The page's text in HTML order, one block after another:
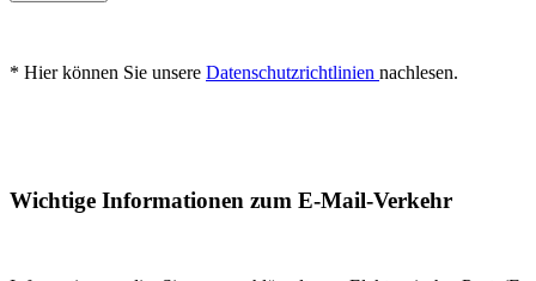
* Hier können Sie unsere Datenschutzrichtlinien nachlesen.
Wichtige Informationen zum E-Mail-Verkehr